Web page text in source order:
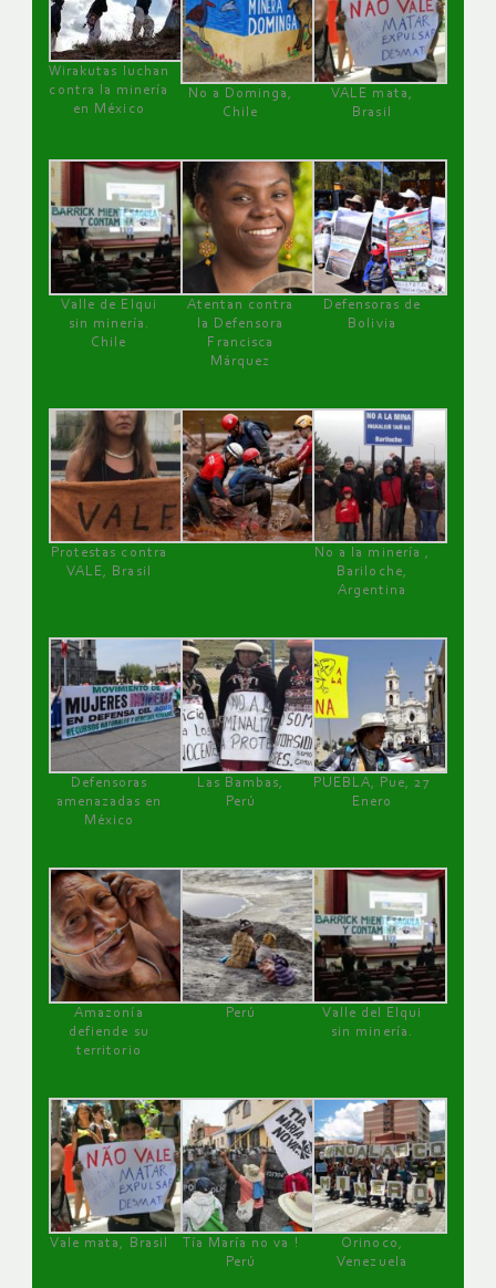
Wirakutas luchan
contra la minería
en México
No a Dominga,
Chile
VALE mata,
Brasil
Valle de Elqui
sin minería.
Chile
Atentan contra
la Defensora
Francisca
Márquez
Defensoras de
Bolivia
Protestas contra
VALE, Brasil
No a la minería ,
Bariloche,
Argentina
Defensoras
amenazadas en
México
Las Bambas,
Perú
PUEBLA, Pue, 27
Enero
Amazonía
defiende su
territorio
Perú
Valle del Elqui
sin minería.
Vale mata, Brasil
Tía María no va !
Perú
Orinoco,
Venezuela